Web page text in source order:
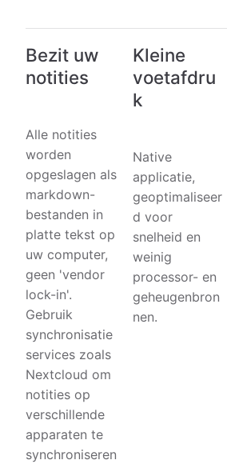
Bezit uw
notities
Alle notities
worden
opgeslagen als
markdown-
bestanden in
platte tekst op
uw computer,
geen 'vendor
lock-in'.
Gebruik
synchronisatie
services zoals
Nextcloud om
notities op
verschillende
apparaten te
synchroniseren
Kleine
voetafdru
k
Native
applicatie,
geoptimaliseer
d voor
snelheid en
weinig
processor- en
geheugenbron
nen.